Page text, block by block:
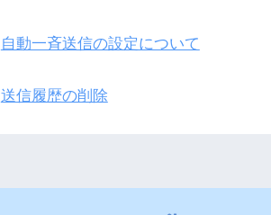
自動一斉送信の設定について
送信履歴の削除